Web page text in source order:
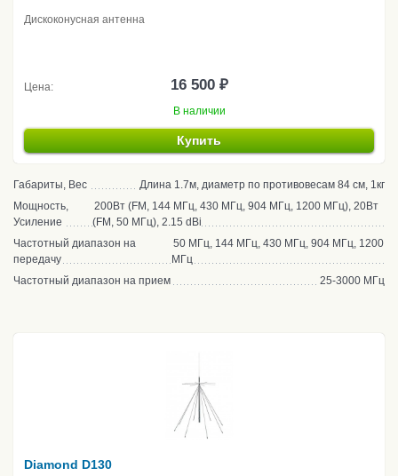
Дискоконусная антенна
Цена: 16 500 ₽
В наличии
Купить
Габариты, Вес
Длина 1.7м, диаметр по противовесам 84 см, 1кг
Мощность,
Усиление
200Вт (FM, 144 МГц, 430 МГц, 904 МГц, 1200 МГц), 20Вт
(FM, 50 МГц), 2.15 dBi
Частотный диапазон на
передачу
50 МГц, 144 МГц, 430 МГц, 904 МГц, 1200
МГц
Частотный диапазон на прием
25-3000 МГц
Diamond D130